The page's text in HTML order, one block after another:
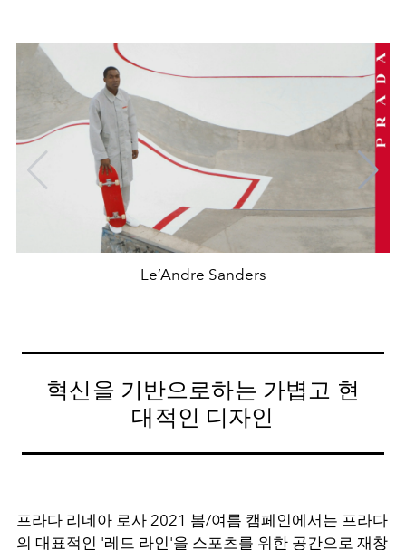
Le’Andre Sanders
혁신을 기반으로하는 가볍고 현
대적인 디자인
프라다 리네아 로사 2021 봄/여름 캠페인에서는 프라다
의 대표적인 '레드 라인'을 스포츠를 위한 공간으로 재창